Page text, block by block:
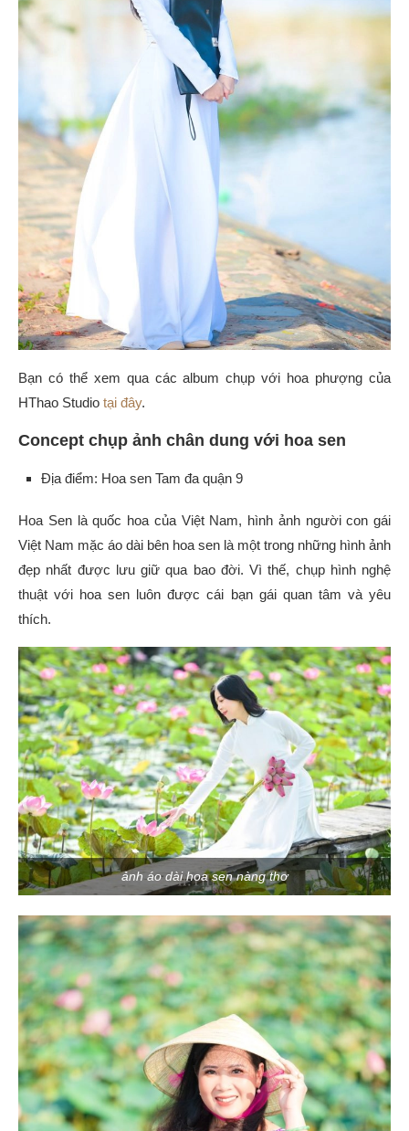
Bạn có thể xem qua các album chụp với hoa phượng của
HThao Studio tại đây.
Concept chụp ảnh chân dung với hoa sen
Địa điểm: Hoa sen Tam đa quận 9
Hoa Sen là quốc hoa của Việt Nam, hình ảnh người con gái
Việt Nam mặc áo dài bên hoa sen là một trong những hình ảnh
đẹp nhất được lưu giữ qua bao đời. Vì thế, chụp hình nghệ
thuật với hoa sen luôn được cái bạn gái quan tâm và yêu
thích.
ảnh áo dài hoa sen nàng thơ